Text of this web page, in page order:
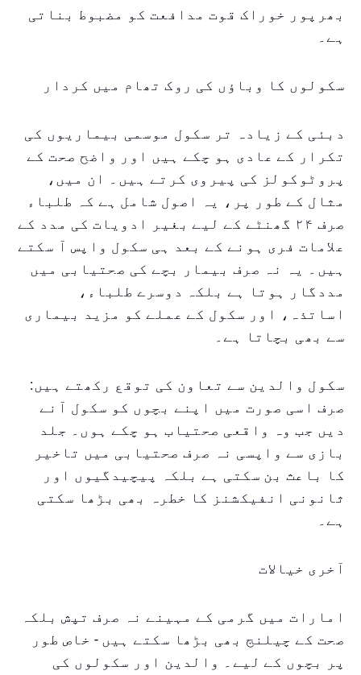
بھرپور خوراک قوت مدافعت کو مضبوط بناتی
ہے۔
سکولوں کا وباؤں کی روک تھام میں کردار
دبئی کے زیادہ تر سکول موسمی بیماریوں کی
تکرار کے عادی ہو چکے ہیں اور واضح صحت کے
پروٹوکولز کی پیروی کرتے ہیں۔ ان میں،
مثال کے طور پر، یہ اصول شامل ہے کہ طلباء
صرف ۲۴ گھنٹے کے لیے بغیر ادویات کی مدد کے
علامات فری ہونے کے بعد ہی سکول واپس آ سکتے
ہیں۔ یہ نہ صرف بیمار بچے کی صحتیابی میں
مددگار ہوتا ہے بلکہ دوسرے طلباء،
اساتذہ، اور سکول کے عملے کو مزید بیماری
سے بھی بچاتا ہے۔
سکول والدین سے تعاون کی توقع رکھتے ہیں:
صرف اسی صورت میں اپنے بچوں کو سکول آنے
دیں جب وہ واقعی صحتیاب ہو چکے ہوں۔ جلد
بازی سے واپسی نہ صرف صحتیابی میں تاخیر
کا باعث بن سکتی ہے بلکہ پیچیدگیوں اور
ثانونی انفیکشنز کا خطرہ بھی بڑھا سکتی
ہے۔
آخری خیالات
امارات میں گرمی کے مہینے نہ صرف تپش بلکہ
صحت کے چیلنج بھی بڑھا سکتے ہیں - خاص طور
پر بچوں کے لیے۔ والدین اور سکولوں کی